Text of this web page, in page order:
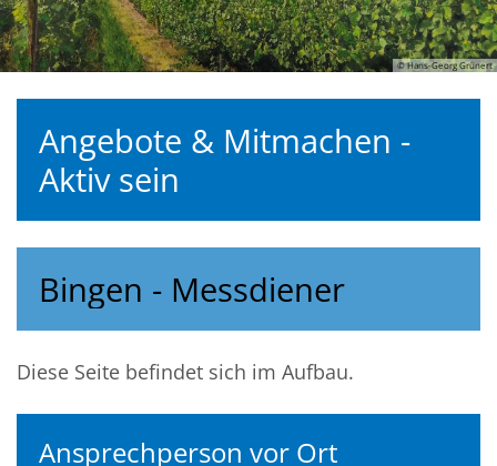
© Hans-Georg Grünert
Angebote & Mitmachen -
Aktiv sein
Bingen - Messdiener
Diese Seite befindet sich im Aufbau.
Ansprechperson vor Ort